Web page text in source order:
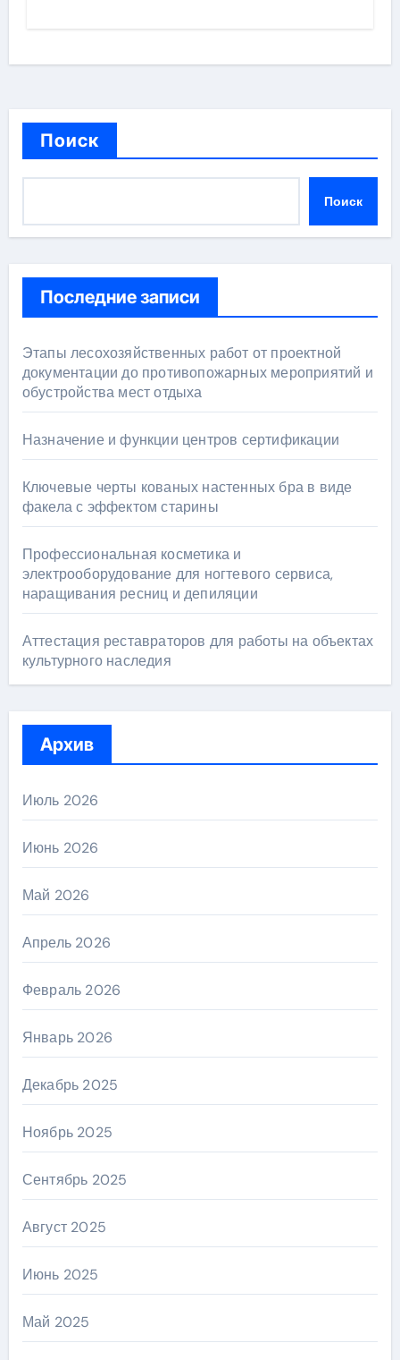
Поиск
Поиск
Последние записи
Этапы лесохозяйственных работ от проектной
документации до противопожарных мероприятий и
обустройства мест отдыха
Назначение и функции центров сертификации
Ключевые черты кованых настенных бра в виде
факела с эффектом старины
Профессиональная косметика и
электрооборудование для ногтевого сервиса,
наращивания ресниц и депиляции
Аттестация реставраторов для работы на объектах
культурного наследия
Архив
Июль 2026
Июнь 2026
Май 2026
Апрель 2026
Февраль 2026
Январь 2026
Декабрь 2025
Ноябрь 2025
Сентябрь 2025
Август 2025
Июнь 2025
Май 2025